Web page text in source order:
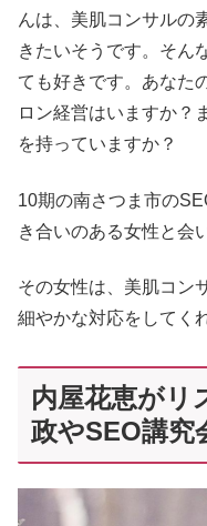
んは、美肌コンサルの
きたいそうです。そん
ても好きです。あなた
ロン経営はいますか？
を持っていますか？
10期の南さつま市の
き合いのある女性と会
その女性は、美肌コン
細やかな対応をしてく
内屋花恵がリ
政やSEO講究